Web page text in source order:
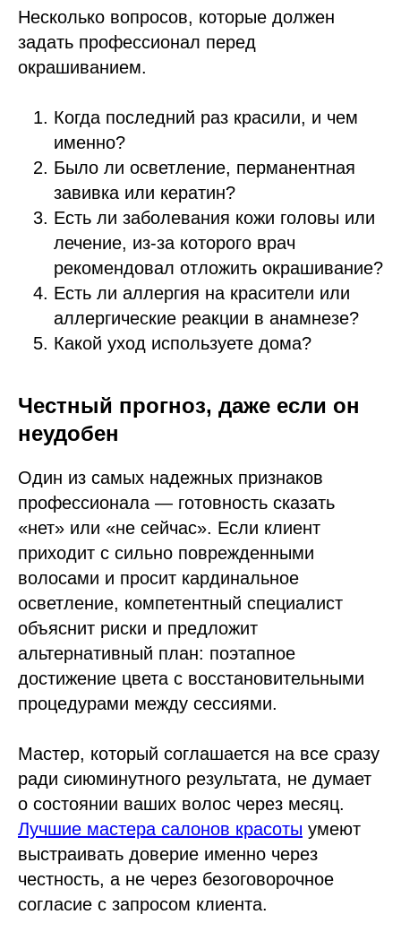
Несколько вопросов, которые должен
задать профессионал перед
окрашиванием.
Когда последний раз красили, и чем
именно?
Было ли осветление, перманентная
завивка или кератин?
Есть ли заболевания кожи головы или
лечение, из-за которого врач
рекомендовал отложить окрашивание?
Есть ли аллергия на красители или
аллергические реакции в анамнезе?
Какой уход используете дома?
Честный прогноз, даже если он
неудобен
Один из самых надежных признаков
профессионала — готовность сказать
«нет» или «не сейчас». Если клиент
приходит с сильно поврежденными
волосами и просит кардинальное
осветление, компетентный специалист
объяснит риски и предложит
альтернативный план: поэтапное
достижение цвета с восстановительными
процедурами между сессиями.
Мастер, который соглашается на все сразу
ради сиюминутного результата, не думает
о состоянии ваших волос через месяц.
Лучшие мастера салонов красоты умеют
выстраивать доверие именно через
честность, а не через безоговорочное
согласие с запросом клиента.